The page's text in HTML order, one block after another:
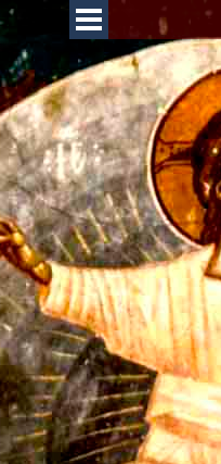
Перейти к контенту